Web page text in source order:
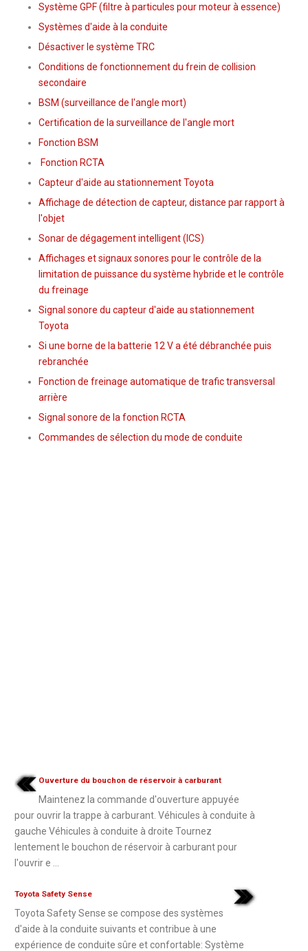
Système GPF (filtre à particules pour moteur à essence)
Systèmes d'aide à la conduite
Désactiver le système TRC
Conditions de fonctionnement du frein de collision
secondaire
BSM (surveillance de l'angle mort)
Certification de la surveillance de l'angle mort
Fonction BSM
Fonction RCTA
Capteur d'aide au stationnement Toyota
Affichage de détection de capteur, distance par rapport à
l'objet
Sonar de dégagement intelligent (ICS)
Affichages et signaux sonores pour le contrôle de la
limitation de puissance du système hybride et le contrôle
du freinage
Signal sonore du capteur d'aide au stationnement
Toyota
Si une borne de la batterie 12 V a été débranchée puis
rebranchée
Fonction de freinage automatique de trafic transversal
arrière
Signal sonore de la fonction RCTA
Commandes de sélection du mode de conduite
Ouverture du bouchon de réservoir à carburant
Maintenez la commande d'ouverture appuyée
pour ouvrir la trappe à carburant. Véhicules à conduite à
gauche Véhicules à conduite à droite Tournez
lentement le bouchon de réservoir à carburant pour
l'ouvrir e ...
Toyota Safety Sense
Toyota Safety Sense se compose des systèmes
d'aide à la conduite suivants et contribue à une
expérience de conduite sûre et confortable: Système